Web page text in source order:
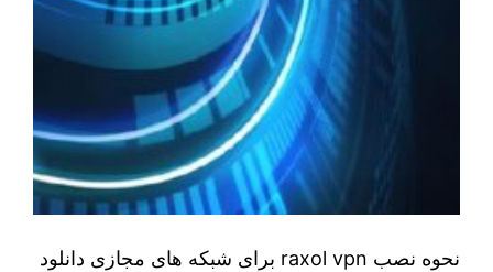
نحوه نصب raxol vpn برای شبکه های مجازی دانلود